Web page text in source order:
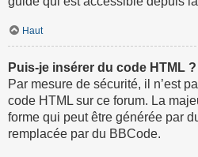
Haut
Puis-je insérer du code HTML ?
Par mesure de sécurité, il n’est
code HTML sur ce forum. La
forme qui peut être générée par
remplacée par du BBCode.